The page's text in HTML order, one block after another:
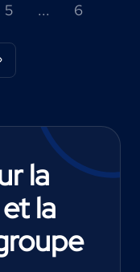
5 ... 6
la
la